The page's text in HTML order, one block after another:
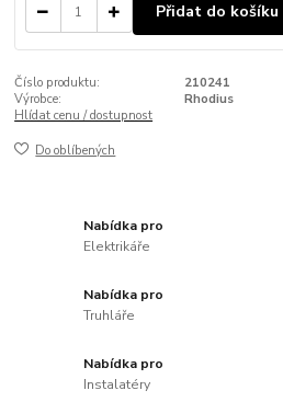
Přidat do košíku
Číslo produktu:
210241
Výrobce:
Rhodius
Hlídat cenu / dostupnost
Do oblíbených
Nabídka pro
Elektrikáře
Nabídka pro
Truhláře
Nabídka pro
Instalatéry